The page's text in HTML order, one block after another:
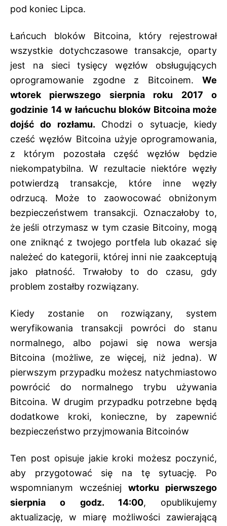
pod koniec Lipca.
Łańcuch bloków Bitcoina, który rejestrował
wszystkie dotychczasowe transakcje, oparty
jest na sieci tysięcy węzłów obsługujących
oprogramowanie zgodne z Bitcoinem. We
wtorek pierwszego sierpnia roku 2017 o
godzinie 14 w łańcuchu bloków Bitcoina może
dojść do rozłamu. Chodzi o sytuacje, kiedy
cześć węzłów Bitcoina użyje oprogramowania,
z którym pozostała część węzłów będzie
niekompatybilna. W rezultacie niektóre węzły
potwierdzą transakcje, które inne węzły
odrzucą. Może to zaowocować obniżonym
bezpieczeństwem transakcji. Oznaczałoby to,
że jeśli otrzymasz w tym czasie Bitcoiny, mogą
one zniknąć z twojego portfela lub okazać się
należeć do kategorii, której inni nie zaakceptują
jako płatność. Trwałoby to do czasu, gdy
problem zostałby rozwiązany.
Kiedy zostanie on rozwiązany, system
weryfikowania transakcji powróci do stanu
normalnego, albo pojawi się nowa wersja
Bitcoina (możliwe, ze więcej, niż jedna). W
pierwszym przypadku możesz natychmiastowo
powrócić do normalnego trybu używania
Bitcoina. W drugim przypadku potrzebne będą
dodatkowe kroki, konieczne, by zapewnić
bezpieczeństwo przyjmowania Bitcoinów
Ten post opisuje jakie kroki możesz poczynić,
aby przygotować się na tę sytuację. Po
wspomnianym wcześniej wtorku pierwszego
sierpnia o godz. 14:00, opublikujemy
aktualizację, w miarę możliwości zawierającą